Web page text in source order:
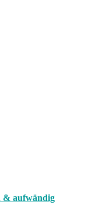
& aufwändig